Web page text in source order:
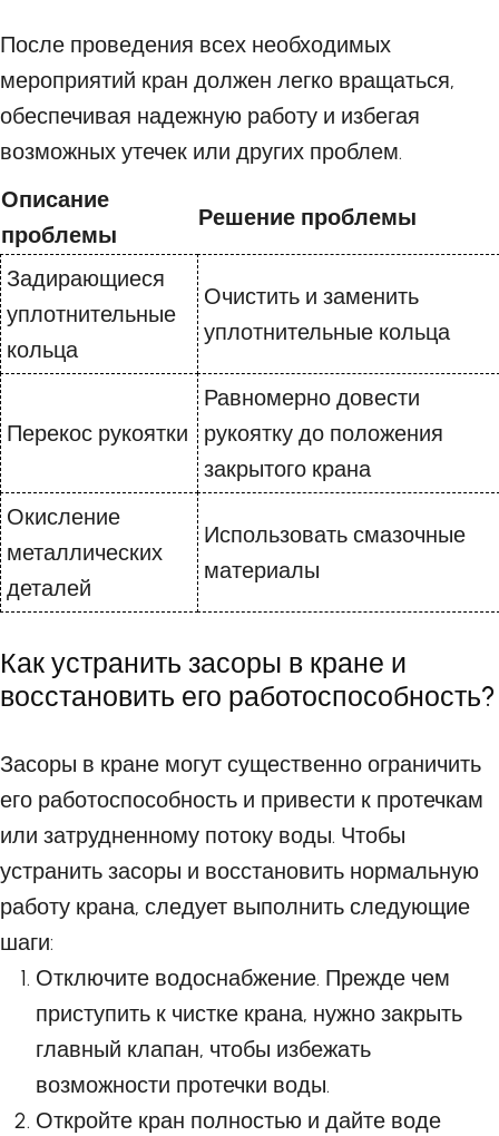
После проведения всех необходимых
мероприятий кран должен легко вращаться,
обеспечивая надежную работу и избегая
возможных утечек или других проблем.
Описание
проблемы
Решение проблемы
Задирающиеся
уплотнительные
кольца
Очистить и заменить
уплотнительные кольца
Перекос рукоятки
Равномерно довести
рукоятку до положения
закрытого крана
Окисление
металлических
деталей
Использовать смазочные
материалы
Как устранить засоры в кране и
восстановить его работоспособность?
Засоры в кране могут существенно ограничить
его работоспособность и привести к протечкам
или затрудненному потоку воды. Чтобы
устранить засоры и восстановить нормальную
работу крана, следует выполнить следующие
шаги:
Отключите водоснабжение. Прежде чем
приступить к чистке крана, нужно закрыть
главный клапан, чтобы избежать
возможности протечки воды.
Откройте кран полностью и дайте воде